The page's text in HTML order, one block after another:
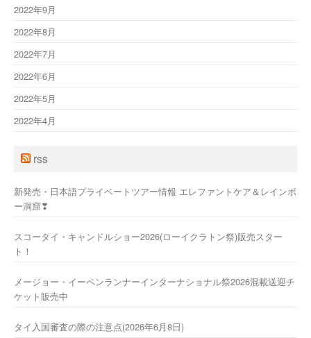
2022年9月
2022年8月
2022年7月
2022年6月
2022年5月
2022年4月
rss
新発売・日本語プライベートツアー情報 エレファントケア＆レインボ
ー洞窟❣
スコータイ・キャンドルショー2026(ローイクラトン祭)販売スター
ト！
メージョー・イーペンランナーインターナショナル祭2026混載送迎チ
ケット販売中
タイ入国審査の際の注意点(2026年6月8日)